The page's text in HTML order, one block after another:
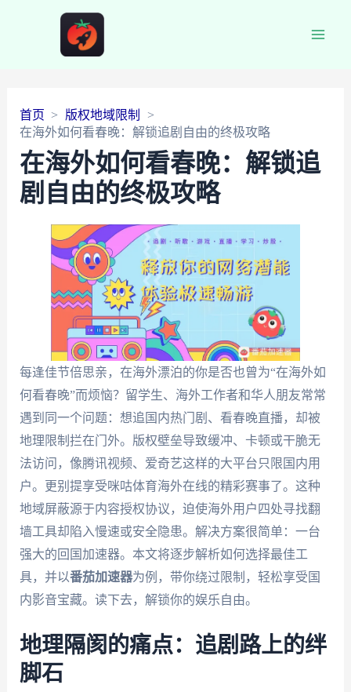
首页
版权地域限制
在海外如何看春晚：解锁追剧自由的终极攻略
在海外如何看春晚：解锁追
剧自由的终极攻略
每逢佳节倍思亲，在海外漂泊的你是否也曾为“在海外如
何看春晚”而烦恼？留学生、海外工作者和华人朋友常常
遇到同一个问题：想追国内热门剧、看春晚直播，却被
地理限制拦在门外。版权壁垒导致缓冲、卡顿或干脆无
法访问，像腾讯视频、爱奇艺这样的大平台只限国内用
户。更别提享受咪咕体育海外在线的精彩赛事了。这种
地域屏蔽源于内容授权协议，迫使海外用户四处寻找翻
墙工具却陷入慢速或安全隐患。解决方案很简单：一台
强大的回国加速器。本文将逐步解析如何选择最佳工
具，并以番茄加速器为例，带你绕过限制，轻松享受国
内影音宝藏。读下去，解锁你的娱乐自由。
地理隔阂的痛点：追剧路上的绊
脚石